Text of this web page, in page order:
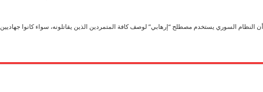
أن النظام السوري يستخدم مصطلح “إرهابي” لوصف كافة المتمردين الذين يقاتلونه، سواء كانوا جهاديين